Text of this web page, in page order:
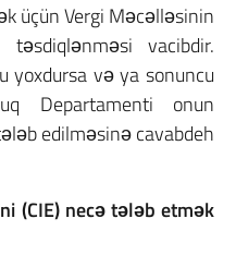
üçün Vergi Məcəlləsinin
vacibdir.
və ya sonuncu
Departamenti onun
edilməsinə cavabdeh
(CIE) necə tələb etmək